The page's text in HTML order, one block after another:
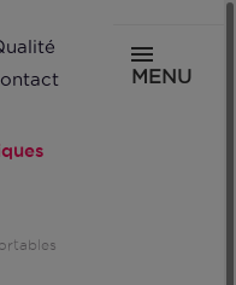
MENU